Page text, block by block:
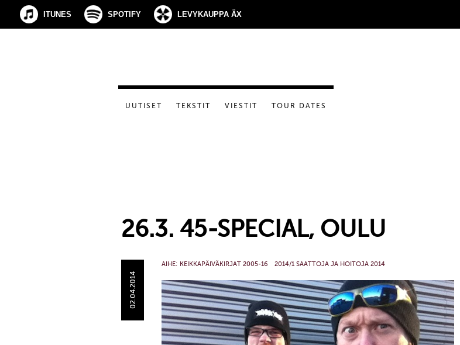
ITUNES SPOTIFY LEVYKAUPPA ÄX
UUTISET TEKSTIT VIESTIT TOUR DATES
26.3. 45-SPECIAL, OULU
02.04.2014
AIHE: KEIKKAPÄIVÄKIRJAT 2005-16 2014/1 SAATTOJA JA HOITOJA 2014